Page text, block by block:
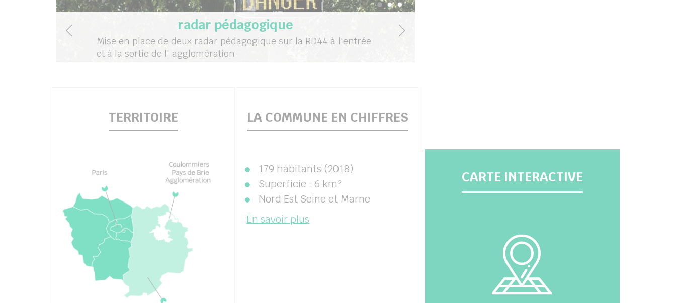
radar pédagogique
Mise en place de deux radar pédagogique sur la RD44 à l'entrée
et à la sortie de l' agglomération
Afficher le slide \{\{ slideNum \}\}
Afficher le slide \{\{ slideNum \}\}
Afficher le slide \{\{ slideNum \}\}
TERRITOIRE LA COMMUNE EN CHIFFRES
179 habitants (2018)
Superficie : 6 km²
Nord Est Seine et Marne
En savoir plus
CARTE INTERACTIVE